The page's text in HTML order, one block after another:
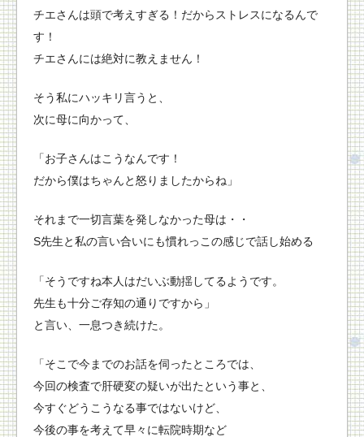
チエさんは頭で考えすぎる！だからストレスになるんで
す！
チエさんには絶対に教えません！
そう私にハッキリ言うと、
次に母に向かって、
「お子さんはこうなんです！
だから僕はちゃんと怒りましたからね」
それまで一切言葉を発しなかった母は・・
S先生と私の言い合いにも慣れっこの感じで話し始める
「そうですね本人はだいぶ動揺してるようです。
先生も十分ご存知の通りですから」
と言い、一息つき続けた。
「そこで今までのお話を伺ったところでは、
今回の検査で肝硬変の疑いが出たという事と、
今すぐどうこうなる事ではないけど、
今後の事を考えて早々に転院時期など